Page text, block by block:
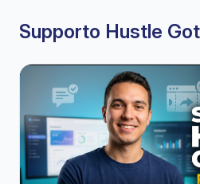
Supporto Hustle